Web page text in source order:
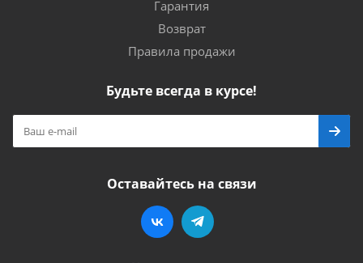
Гарантия
Возврат
Правила продажи
Будьте всегда в курсе!
Оставайтесь на связи